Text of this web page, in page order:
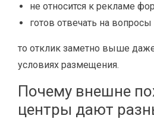
не относится к рекламе
готов отвечать на
то отклик заметно выше
условиях размещения.
Почему внешне
центры дают